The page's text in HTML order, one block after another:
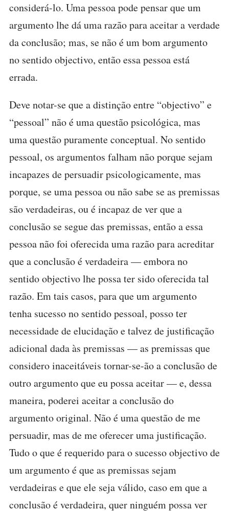
considerá-lo. Uma pessoa pode pensar que um
argumento lhe dá uma razão para aceitar a verdade
da conclusão; mas, se não é um bom argumento
no sentido objectivo, então essa pessoa está
errada.
Deve notar-se que a distinção entre “objectivo” e
“pessoal” não é uma questão psicológica, mas
uma questão puramente conceptual. No sentido
pessoal, os argumentos falham não porque sejam
incapazes de persuadir psicologicamente, mas
porque, se uma pessoa ou não sabe se as premissas
são verdadeiras, ou é incapaz de ver que a
conclusão se segue das premissas, então a essa
pessoa não foi oferecida uma razão para acreditar
que a conclusão é verdadeira — embora no
sentido objectivo lhe possa ter sido oferecida tal
razão. Em tais casos, para que um argumento
tenha sucesso no sentido pessoal, posso ter
necessidade de elucidação e talvez de justificação
adicional dada às premissas — as premissas que
considero inaceitáveis tornar-se-ão a conclusão de
outro argumento que eu possa aceitar — e, dessa
maneira, poderei aceitar a conclusão do
argumento original. Não é uma questão de me
persuadir, mas de me oferecer uma justificação.
Tudo o que é requerido para o sucesso objectivo de
um argumento é que as premissas sejam
verdadeiras e que ele seja válido, caso em que a
conclusão é verdadeira, quer ninguém possa ver